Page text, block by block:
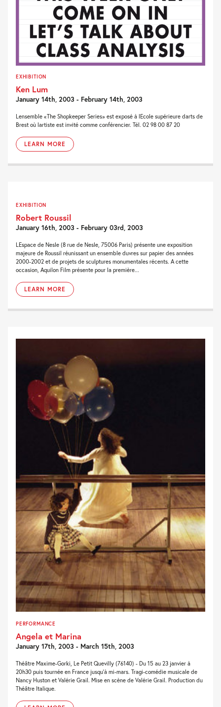
EXHIBITION
Ken Lum
January 14th, 2003 - February 14th, 2003
Lensemble «The Shopkeeper Series» est exposé à lEcole supérieure darts de
Brest où lartiste est invité comme conférencier. Tél. 02 98 00 87 20
LEARN MORE
EXHIBITION
Robert Roussil
January 16th, 2003 - February 03rd, 2003
LEspace de Nesle (8 rue de Nesle, 75006 Paris) présente une exposition
majeure de Roussil réunissant un ensemble duvres sur papier des années
2000-2002 et de projets de sculptures monumentales récents. A cette
occasion, Aquilon Film présente pour la première...
LEARN MORE
PERFORMANCE
Angela et Marina
January 17th, 2003 - March 15th, 2003
Théâtre Maxime-Gorki, Le Petit Quevilly (76140) - Du 15 au 23 janvier à
20h30 puis tournée en France jusqu'à mi-mars. Tragi-comédie musicale de
Nancy Huston et Valérie Grail. Mise en scène de Valérie Grail. Production du
Théâtre Italique.